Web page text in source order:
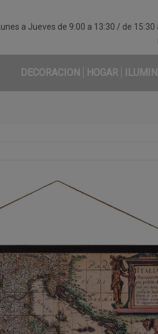
Lunes a Jueves de 9:00 a 13:30 / de
DECORACION HOGAR